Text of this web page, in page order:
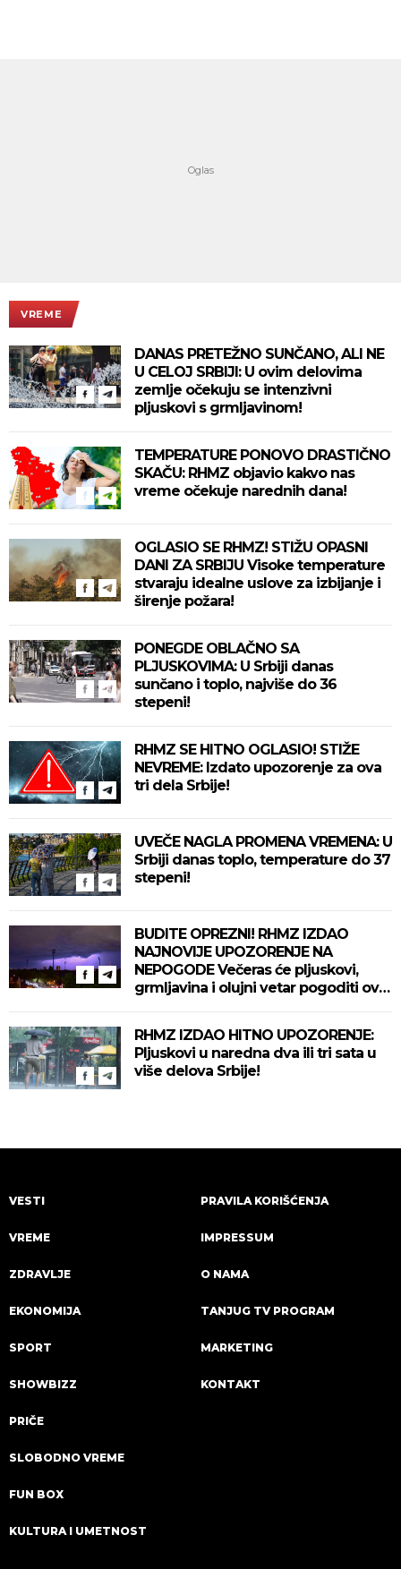
VREME
DANAS PRETEŽNO SUNČANO, ALI NE
U CELOJ SRBIJI: U ovim delovima
zemlje očekuju se intenzivni
pljuskovi s grmljavinom!
TEMPERATURE PONOVO DRASTIČNO
SKAČU: RHMZ objavio kakvo nas
vreme očekuje narednih dana!
OGLASIO SE RHMZ! STIŽU OPASNI
DANI ZA SRBIJU Visoke temperature
stvaraju idealne uslove za izbijanje i
širenje požara!
PONEGDE OBLAČNO SA
PLJUSKOVIMA: U Srbiji danas
sunčano i toplo, najviše do 36
stepeni!
RHMZ SE HITNO OGLASIO! STIŽE
NEVREME: Izdato upozorenje za ova
tri dela Srbije!
UVEČE NAGLA PROMENA VREMENA: U
Srbiji danas toplo, temperature do 37
stepeni!
BUDITE OPREZNI! RHMZ IZDAO
NAJNOVIJE UPOZORENJE NA
NEPOGODE Večeras će pljuskovi,
grmljavina i olujni vetar pogoditi ove
RHMZ IZDAO HITNO UPOZORENJE:
Pljuskovi u naredna dva ili tri sata u
više delova Srbije!
VESTI
VREME
ZDRAVLJE
EKONOMIJA
SPORT
SHOWBIZZ
PRIČE
SLOBODNO VREME
FUN BOX
KULTURA I UMETNOST
PRAVILA KORIŠĆENJA
IMPRESSUM
O NAMA
TANJUG TV PROGRAM
MARKETING
KONTAKT